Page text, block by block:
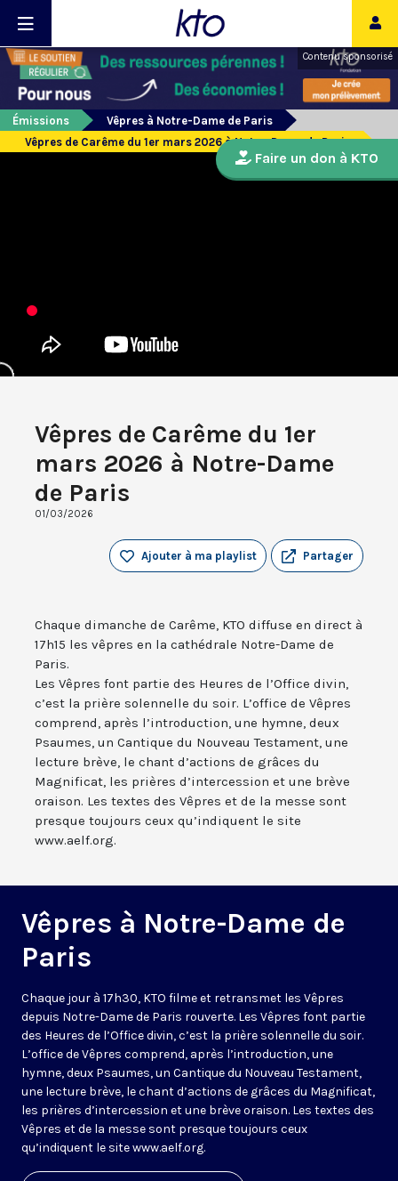
Contenu sponsorisé
Émissions
Vêpres à Notre-Dame de Paris
Vêpres de Carême du 1er mars 2026 à Notre-Dame de Paris
Vêpres de Carême du 1er
mars 2026 à Notre-Dame
de Paris
01/03/2026
Partager
Ajouter à ma playlist
Chaque dimanche de Carême, KTO diffuse en direct à
17h15 les vêpres en la cathédrale Notre-Dame de
Paris.
Les Vêpres font partie des Heures de l’Office divin,
c’est la prière solennelle du soir. L’office de Vêpres
comprend, après l’introduction, une hymne, deux
Psaumes, un Cantique du Nouveau Testament, une
lecture brève, le chant d’actions de grâces du
Magnificat, les prières d’intercession et une brève
oraison. Les textes des Vêpres et de la messe sont
presque toujours ceux qu’indiquent le site
www.aelf.org.
Vêpres à Notre-Dame de
Paris
Chaque jour à 17h30, KTO filme et retransmet les Vêpres
depuis Notre-Dame de Paris rouverte. Les Vêpres font partie
des Heures de l’Office divin, c’est la prière solennelle du soir.
L’office de Vêpres comprend, après l’introduction, une
hymne, deux Psaumes, un Cantique du Nouveau Testament,
une lecture brève, le chant d’actions de grâces du Magnificat,
les prières d’intercession et une brève oraison. Les textes des
Vêpres et de la messe sont presque toujours ceux
qu’indiquent le sitewww.aelf.org.
Faire un don à KTO